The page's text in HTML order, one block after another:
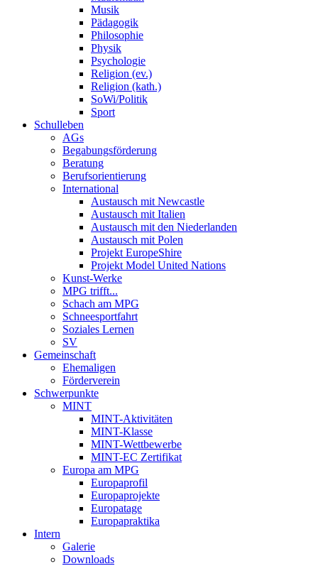
Musik
Pädagogik
Philosophie
Physik
Psychologie
Religion (ev.)
Religion (kath.)
SoWi/Politik
Sport
Schulleben
AGs
Begabungsförderung
Beratung
Berufsorientierung
International
Austausch mit Newcastle
Austausch mit Italien
Austausch mit den Niederlanden
Austausch mit Polen
Projekt EuropeShire
Projekt Model United Nations
Kunst-Werke
MPG trifft...
Schach am MPG
Schneesportfahrt
Soziales Lernen
SV
Gemeinschaft
Ehemaligen
Förderverein
Schwerpunkte
MINT
MINT-Aktivitäten
MINT-Klasse
MINT-Wettbewerbe
MINT-EC Zertifikat
Europa am MPG
Europaprofil
Europaprojekte
Europatage
Europapraktika
Intern
Galerie
Downloads